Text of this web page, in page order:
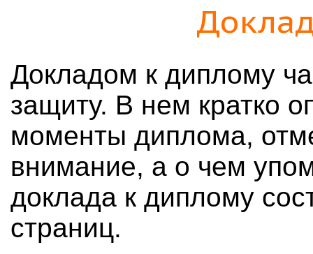
Докладом к диплому
защиту. В нем кратко
моменты диплома,
внимание, а о чем
доклада к диплому
страниц.